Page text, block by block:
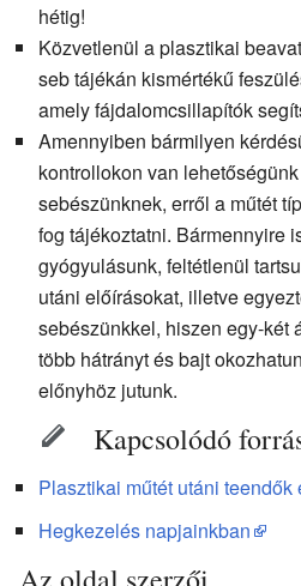
hétig!
Közvetlenül a plasztikai
seb tájékán kismértékű
amely fájdalomcsillapítók
Amennyiben bármilyen
kontrollokon van
sebészünknek, erről a műtét
fog tájékoztatni. Bármennyire
gyógyulásunk, feltétlenül
utáni előírásokat, illetve
sebészünkkel, hiszen egy-két
több hátrányt és bajt
előnyhöz jutunk.
Kapcsolódó
Plasztikai műtét utáni teendők
Hegkezelés napjainkban
Az oldal szerzői